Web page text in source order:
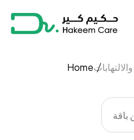
Home